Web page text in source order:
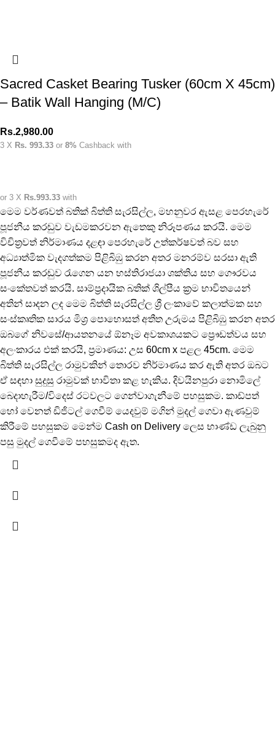
Sacred Casket Bearing Tusker (60cm X 45cm)
– Batik Wall Hanging (M/C)
Rs.2,980.00
3 X Rs. 993.33 or 8% Cashback with
or 3 X Rs.993.33 with
මෙම වර්ණවත් බතික් බිත්ති සැරසිල්ල, මහනුවර ඇසළ පෙරහැරේ
පූජනීය කරඬුව වැඩමකරවන ඇතෙකු නිරූපණය කරයි. මෙම
විචිත්‍රවත් නිර්මාණය දළඳා පෙරහැරේ උත්කර්ෂවත් බව සහ
අධ්‍යාත්මික වැදගත්කම පිළිබිඹු කරන අතර මනරම්ව සරසා ඇති
පූජනීය කරඬුව රැගෙන යන හස්තිරාජයා ශක්තිය සහ ගෞරවය
සංකේතවත් කරයි. සාම්ප්‍රදායික බතික් ශිල්පීය ක්‍රම භාවිතයෙන්
අතින් සාදන ලද මෙම බිත්ති සැරසිල්ල ශ්‍රී ලංකාවේ කලාත්මක සහ
සංස්කෘතික සාරය මිශ්‍ර පොහොසත් අතීත උරුමය පිළිබිඹු කරන අතර
ඔබගේ නිවසේ/ආයතනයේ ඕනෑම අවකාශයකට ප්‍රෞඩත්වය සහ
අලංකාරය එක් කරයි, ප්‍රමාණය: උස 60cm x පළල 45cm. මෙම
බිත්ති සැරසිල්ල රාමුවකින් තොරව නිර්මාණය කර ඇති අතර ඔබට
ඒ සඳහා සුදුසු රාමුවක් භාවිතා කළ හැකිය. දිවයිනපුරා නොමිලේ
බෙදාහැරීම/විදෙස් රටවලට ගෙන්වාගැනීමේ පහසුකම. කාඩ්පත්
හෝ වෙනත් ඩිජිටල් ගෙවීම් යෙදවුම් මගින් මුදල් ගෙවා ඇණවුම්
කිරීමේ පහසුකම මෙන්ම Cash on Delivery ලෙස භාණ්ඩ ලැබුනු
පසු මුදල් ගෙවීමේ පහසුකමද ඇත.